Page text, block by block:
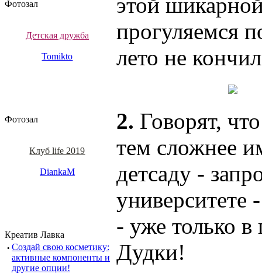
Фотозал
Детская дружба
Tomikto
Фотозал
Клуб life 2019
DiankaM
Креатив Лавка
· Создай свою косметику:
активные компоненты и
другие опции!
прогуляемся
лето не
2. Говорят,
тем сложнее
детсаду -
университете
- уже только в
Дудки!